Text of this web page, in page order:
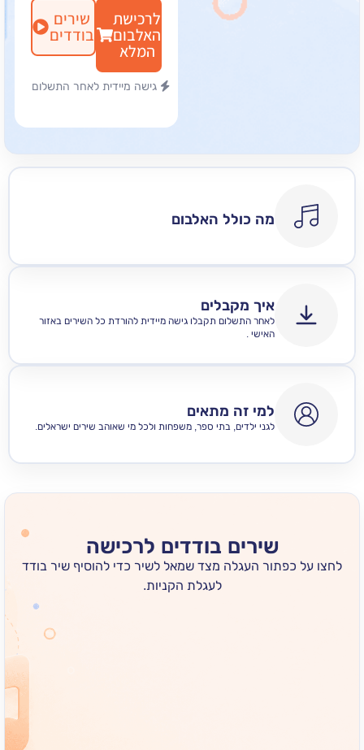
לרכישת שירים
בודדים
גישה מיידית לאחר התשלום
מה כולל האלבום
איך מקבלים
לאחר התשלום תקבלו גישה מיידית להורדת כל השירים באזור
למי זה מתאים
לגני ילדים, בתי ספר, משפחות ולכל מי שאוהב שירים ישראלים.
שירים בודדים לרכישה
כפתור העגלה מצד שמאל לשיר כדי להוסיף שיר בודד
לעגלת הקניות.